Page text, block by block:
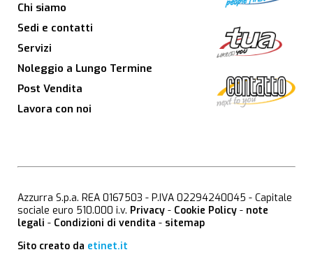
Chi siamo
Sedi e contatti
Servizi
Noleggio a Lungo Termine
Post Vendita
Lavora con noi
Azzurra S.p.a. REA 0167503 - P.IVA 02294240045 - Capitale
sociale euro 510.000 i.v. Privacy - Cookie Policy - note
legali - Condizioni di vendita - sitemap
Sito creato da etinet.it